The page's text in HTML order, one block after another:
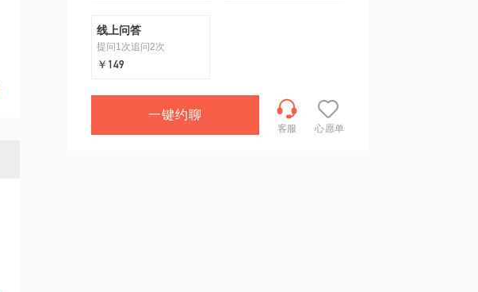
线上问答
提问1次追问2次
￥149
一键约聊
客服 心愿单